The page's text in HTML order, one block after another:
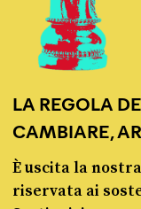
LA REGOLA
CAMBIARE,
È uscita la
riservata ai